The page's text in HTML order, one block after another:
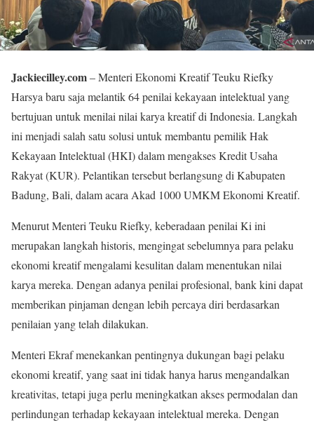
Jackiecilley.com– Menteri Ekonomi Kreatif Teuku Riefky
Harsya baru saja melantik 64 penilai kekayaan intelektual yang
bertujuan untuk menilai nilai karya kreatif di Indonesia. Langkah
ini menjadi salah satu solusi untuk membantu pemilik Hak
Kekayaan Intelektual (HKI) dalam mengakses Kredit Usaha
Rakyat (KUR). Pelantikan tersebut berlangsung di Kabupaten
Badung, Bali, dalam acara Akad 1000 UMKM Ekonomi Kreatif.
Menurut Menteri Teuku Riefky, keberadaan penilai Ki ini
merupakan langkah historis, mengingat sebelumnya para pelaku
ekonomi kreatif mengalami kesulitan dalam menentukan nilai
karya mereka. Dengan adanya penilai profesional, bank kini dapat
memberikan pinjaman dengan lebih percaya diri berdasarkan
penilaian yang telah dilakukan.
Menteri Ekraf menekankan pentingnya dukungan bagi pelaku
ekonomi kreatif, yang saat ini tidak hanya harus mengandalkan
kreativitas, tetapi juga perlu meningkatkan akses permodalan dan
perlindungan terhadap kekayaan intelektual mereka. Dengan